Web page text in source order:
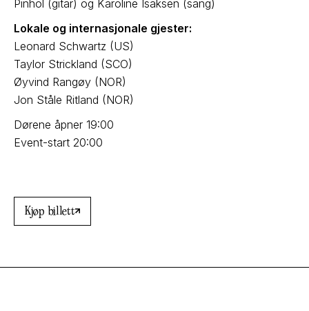
Pinhol (gitar) og Karoline Isaksen (sang)
Lokale og internasjonale gjester:
Leonard Schwartz (US)
Taylor Strickland (SCO)
Øyvind Rangøy (NOR)
Jon Ståle Ritland (NOR)
Dørene åpner 19:00
Event-start 20:00
Kjøp billett